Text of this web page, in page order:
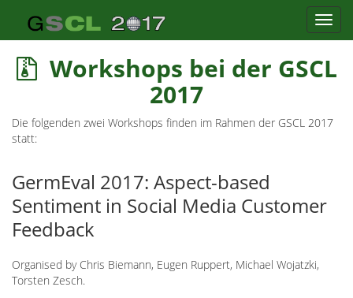
Workshops bei der GSCL
2017
Die folgenden zwei Workshops finden im Rahmen der GSCL 2017
statt:
GermEval 2017: Aspect-based
Sentiment in Social Media Customer
Feedback
Organised by Chris Biemann, Eugen Ruppert, Michael Wojatzki,
Torsten Zesch.